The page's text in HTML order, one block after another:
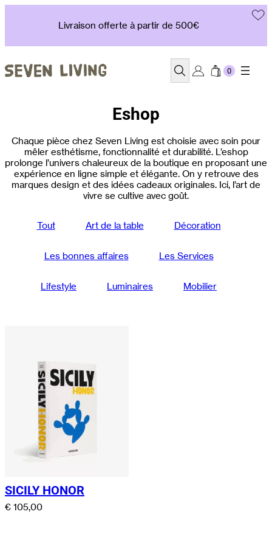
Livraison offerte à partir de 500€
Recherche
Eshop
Chaque pièce chez Seven Living est choisie avec soin pour
mêler esthétisme, fonctionnalité et durabilité. L’eshop
prolonge l’univers chaleureux de la boutique en proposant une
expérience en ligne simple et élégante. On y retrouve des
marques design et des idées cadeaux originales. Ici, l’art de
vivre se cultive avec goût.
Tout Art de la table Décoration
Les bonnes affaires Les Services
Lifestyle Luminaires Mobilier
SICILY HONOR
€ 105,00